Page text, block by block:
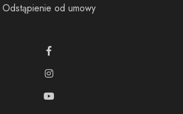
Odstąpienie od umowy